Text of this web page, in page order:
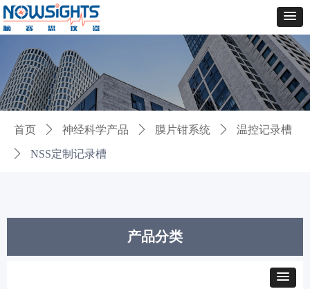
首页 ꄲ 神经科学产品 ꄲ 膜片钳系统 ꄲ 温控记录槽
ꄲ NSS定制记录槽
产品分类